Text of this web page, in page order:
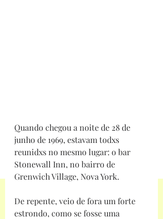
Quando chegou a noite de 28 de
junho de 1969, estavam todxs
reunidxs no mesmo lugar: o bar
Stonewall Inn, no bairro de
Grenwich Village, Nova York.
De repente, veio de fora um forte
estrondo, como se fosse uma